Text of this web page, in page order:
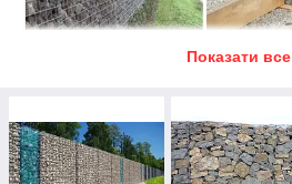
Показати все